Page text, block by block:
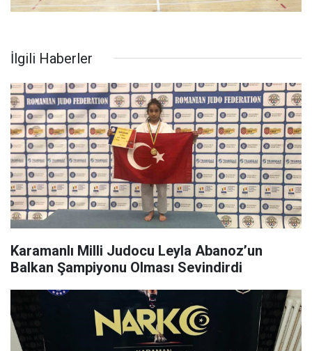
İlgili Haberler
Karamanlı Milli Judocu Leyla Abanoz’un
Balkan Şampiyonu Olması Sevindirdi